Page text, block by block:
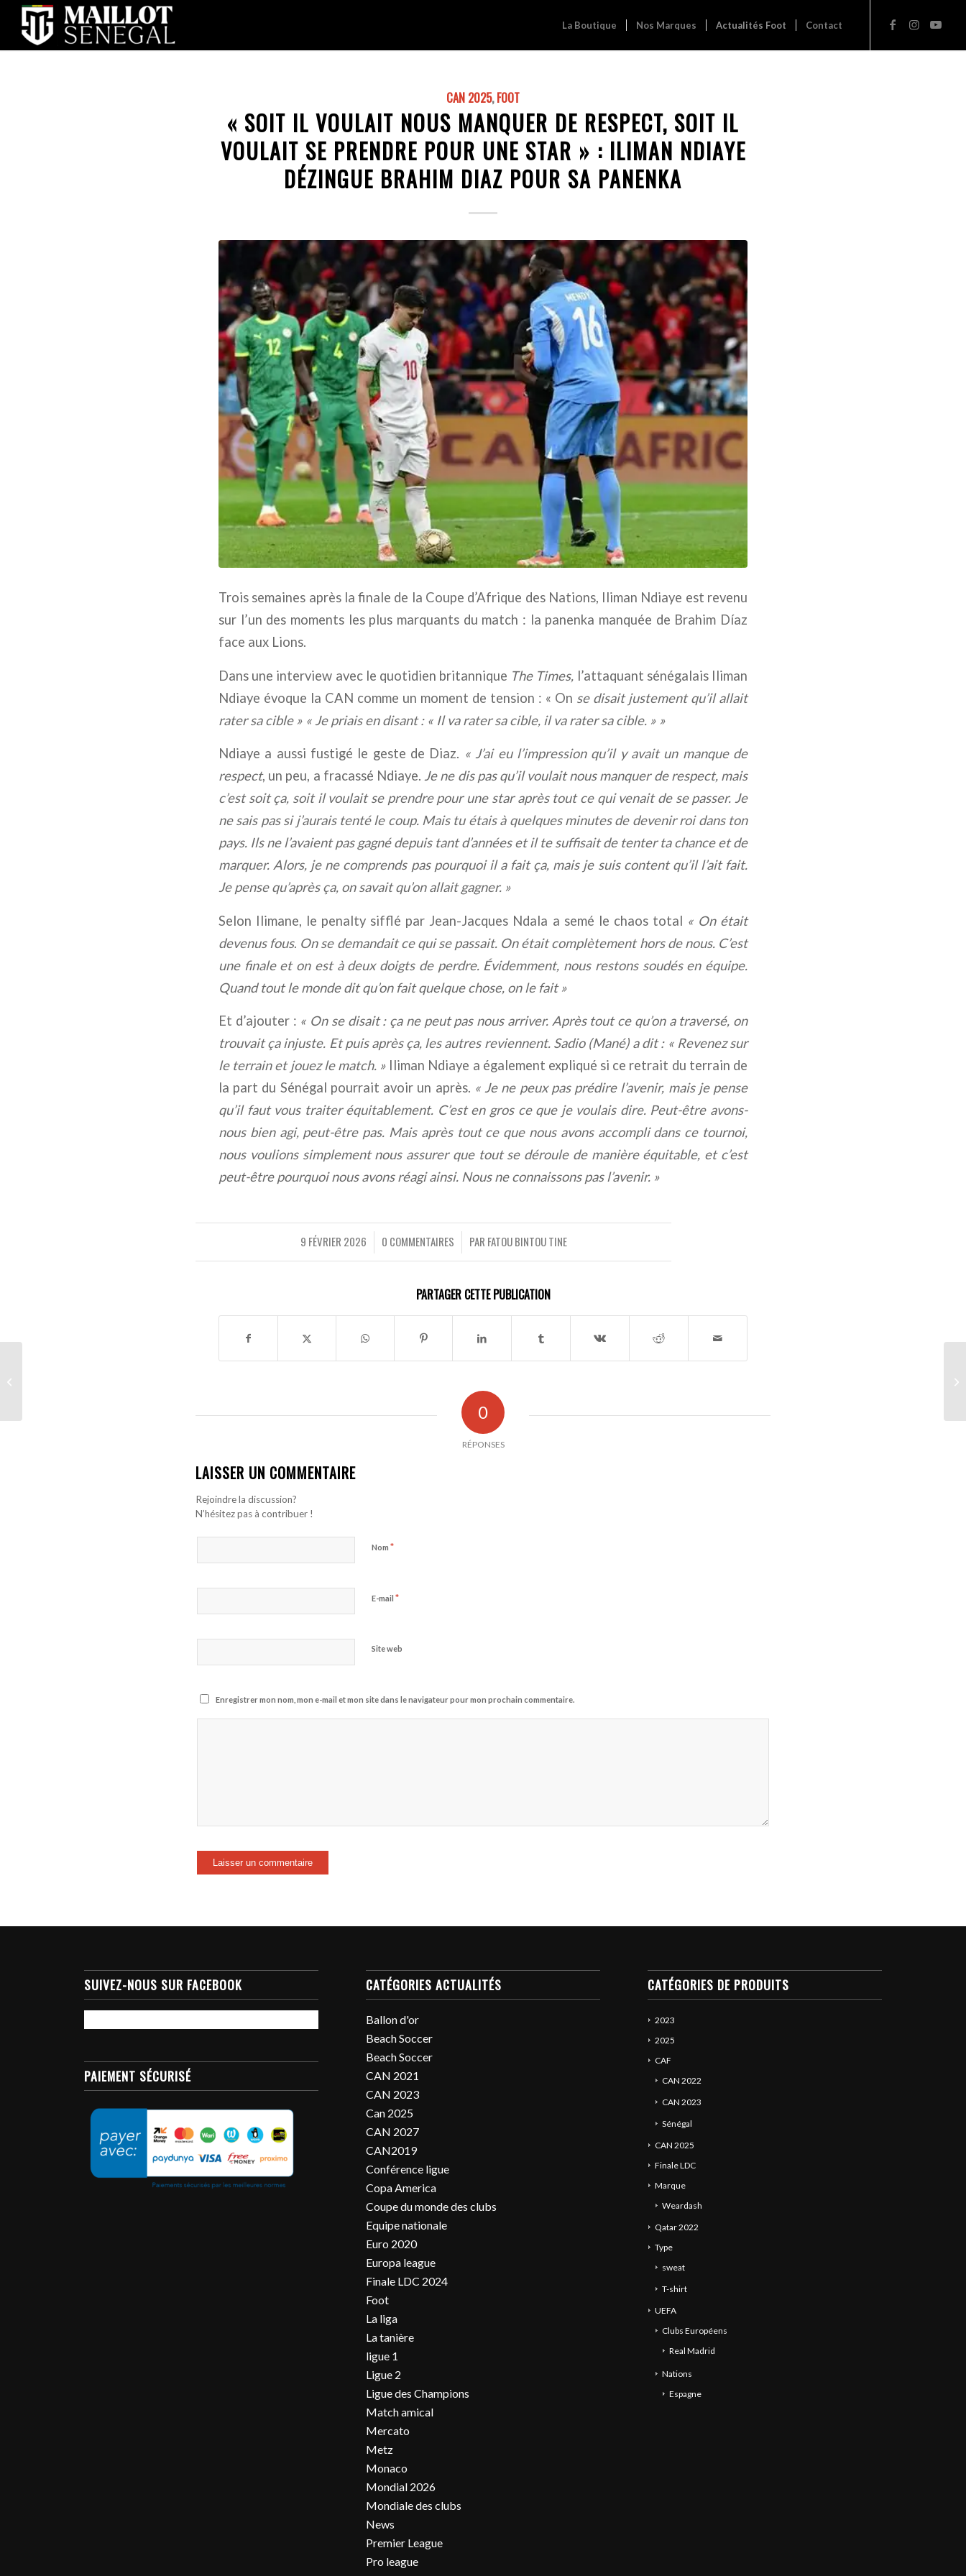
La Boutique Nos Marques Actualités Foot Contact
CAN 2025,FOOT
« SOIT IL VOULAIT NOUS MANQUER DE RESPECT, SOIT IL
VOULAIT SE PRENDRE POUR UNE STAR » : ILIMAN NDIAYE
DÉZINGUE BRAHIM DIAZ POUR SA PANENKA
Trois semaines après la finale de la Coupe d’Afrique des Nations, Iliman Ndiaye est revenu
sur l’un des moments les plus marquants du match : la panenka manquée de Brahim Díaz
face aux Lions.
Dans une interview avec le quotidien britannique The Times, l’attaquant sénégalais Iliman
Ndiaye évoque la CAN comme un moment de tension : « On se disait justement qu’il allait
rater sa cible » « Je priais en disant : « Il va rater sa cible, il va rater sa cible. » »
Ndiaye a aussi fustigé le geste de Diaz. « J’ai eu l’impression qu’il y avait un manque de
respect, un peu, a fracassé Ndiaye. Je ne dis pas qu’il voulait nous manquer de respect, mais
c’est soit ça, soit il voulait se prendre pour une staraprès tout ce qui venait de se passer. Je
ne sais pas si j’aurais tenté le coup. Mais tu étais à quelques minutes de devenir roi dans ton
pays. Ils ne l’avaient pas gagné depuis tant d’années et il te suffisait de tenter ta chance et de
marquer. Alors, je ne comprends pas pourquoi il a fait ça, mais je suis content qu’il l’ait fait.
Je pense qu’après ça, on savait qu’on allait gagner. »
Selon Ilimane, le penalty sifflé par Jean-Jacques Ndala a semé le chaos total « On était
devenus fous. On se demandait ce qui se passait. On était complètement hors de nous. C’est
une finale et on est à deux doigts de perdre. Évidemment, nous restons soudés en équipe.
Quand tout le monde dit qu’on fait quelque chose, on le fait »
Et d’ajouter : « On se disait : ça ne peut pas nous arriver. Après tout ce qu’on a traversé, on
trouvait ça injuste. Et puis après ça, les autres reviennent. Sadio (Mané) a dit : « Revenez sur
le terrain et jouez le match. » Iliman Ndiaye a également expliqué si ce retrait du terrain de
la part du Sénégal pourrait avoir un après. «Je ne peux pas prédire l’avenir, mais je pense
qu’il faut vous traiter équitablement. C’est en gros ce que je voulais dire. Peut-être avons-
nous bien agi, peut-être pas. Mais après tout ce que nous avons accompli dans ce tournoi,
nous voulions simplement nous assurer que tout se déroule de manière équitable, et c’est
peut-être pourquoi nous avons réagi ainsi. Nous ne connaissons pas l’avenir. »
9 FÉVRIER 2026
/ 0 COMMENTAIRES
/ PAR FATOU BINTOU TINE
PARTAGER CETTE PUBLICATION
0
RÉPONSES
LAISSER UN COMMENTAIRE
Rejoindre la discussion?
N’hésitez pas à contribuer !
Nom *
E-mail *
Site web
Enregistrer mon nom, mon e-mail et mon site dans le navigateur pour mon prochain commentaire.
SUIVEZ-NOUS SUR FACEBOOK
PAIEMENT SÉCURISÉ
CATÉGORIES ACTUALITÉS
Ballon d'or
Beach Soccer
Beach Soccer
CAN 2021
CAN 2023
Can 2025
CAN 2027
CAN2019
Conférence ligue
Copa America
Coupe du monde des clubs
Equipe nationale
Euro 2020
Europa league
Finale LDC 2024
Foot
La liga
La tanière
ligue 1
Ligue 2
Ligue des Champions
Match amical
Mercato
Metz
Monaco
Mondial 2026
Mondiale des clubs
News
Premier League
Pro league
CATÉGORIES DE PRODUITS
2023
2025
CAF
CAN 2022
CAN 2023
Sénégal
CAN 2025
Finale LDC
Marque
Weardash
Qatar 2022
Type
sweat
T-shirt
UEFA
Clubs Européens
Real Madrid
Nations
Espagne